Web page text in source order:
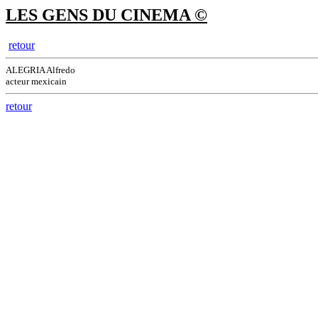
LES GENS DU CINEMA ©
retour
ALEGRIA Alfredo
acteur mexicain
retour